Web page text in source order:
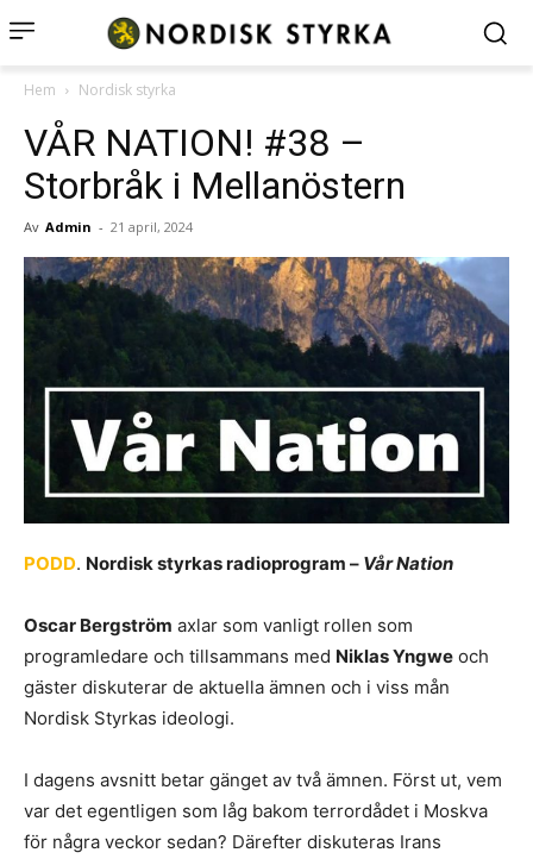
Hem Nordisk styrka
VÅR NATION! #38 –
Storbråk i Mellanöstern
Av Admin - 21 april, 2024
PODD. Nordisk styrkas radioprogram – Vår Nation
Oscar Bergström axlar som vanligt rollen som
programledare och tillsammans med Niklas Yngwe och
gäster diskuterar de aktuella ämnen och i viss mån
Nordisk Styrkas ideologi.
I dagens avsnitt betar gänget av två ämnen. Först ut, vem
var det egentligen som låg bakom terrordådet i Moskva
för några veckor sedan? Därefter diskuteras Irans